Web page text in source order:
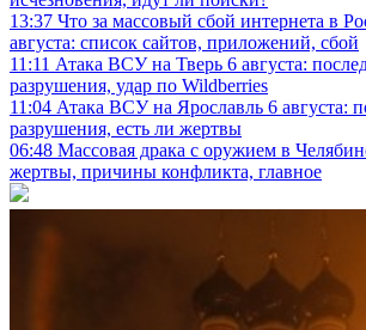
13:37 Что за массовый сбой интернета в
августа: список сайтов, приложений, сбой
11:11 Атака ВСУ на Тверь 6 августа:
разрушения, удар по Wildberries
11:04 Атака ВСУ на Ярославль 6 августа:
разрушения, есть ли жертвы
06:48 Массовая драка с оружием в
жертвы, причины конфликта, главное